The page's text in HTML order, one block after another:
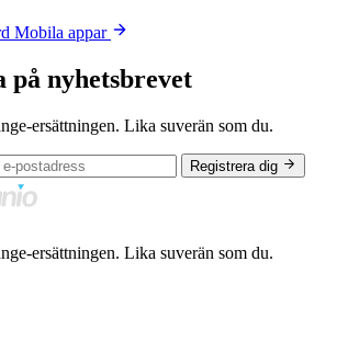
Mobila appar
på nyhetsbrevet
ersättningen. Lika suverän som du.
Registrera dig
ersättningen. Lika suverän som du.